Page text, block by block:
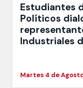
Estudiantes
Políticos
Industriales
Martes 4 de